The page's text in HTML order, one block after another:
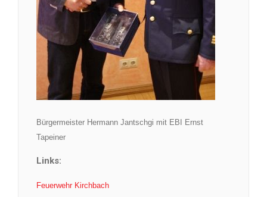
Bürgermeister Hermann Jantschgi mit EBI Ernst
Tapeiner
Links:
Feuerwehr Kirchbach